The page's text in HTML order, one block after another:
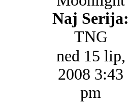
Naj Serija:
TNG
ned 15 lip,
2008 3:43
pm